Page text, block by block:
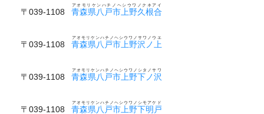
〒039-1108 青森県八戸市上野久根合
アオモリケンハチノヘシウワノクネアイ
〒039-1108 青森県八戸市上野沢ノ上
アオモリケンハチノヘシウワノサワノウエ
〒039-1108 青森県八戸市上野下ノ沢
アオモリケンハチノヘシウワノシタノサワ
〒039-1108 青森県八戸市上野下明戸
アオモリケンハチノヘシウワノシモアケド